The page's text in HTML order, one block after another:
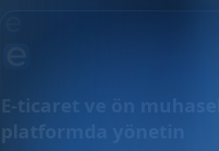
E-ticaret ve ön
platformda yönetin